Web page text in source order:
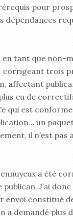
pour
dépendances
tant que non-
corrigeant trois
affectant
eu de
qui est
un
il n’est
a été
J’ai
constitué
a demandé plus